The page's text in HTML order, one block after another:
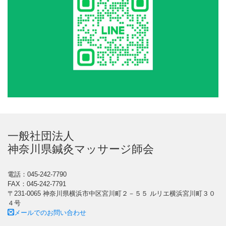
一般社団法人
神奈川県鍼灸マッサージ師会
電話：045-242-7790
FAX：045-242-7791
〒231-0065 神奈川県横浜市中区宮川町２－５５ ルリエ横浜宮川町３０
４号
メールでのお問い合わせ